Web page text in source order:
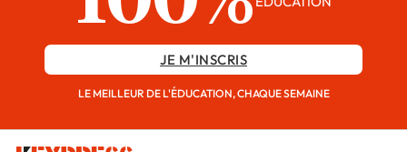
JE M'INSCRIS
LE MEILLEUR DE L'ÉDUCATION, CHAQUE SEMAINE